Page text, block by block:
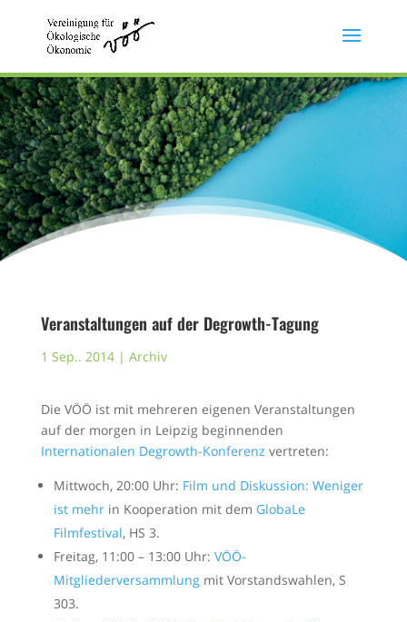
Veranstaltungen auf der Degrowth-Tagung
1 Sep.. 2014| Archiv
Die VÖÖ ist mit mehreren eigenen Veranstaltungen
auf der morgen in Leipzig beginnenden
Internationalen Degrowth-Konferenz vertreten:
Mittwoch, 20:00 Uhr: Film und Diskussion: Weniger
ist mehrin Kooperation mit dem GlobaLe
Filmfestival, HS 3.
Freitag, 11:00 – 13:00 Uhr: VÖÖ-
Mitgliederversammlungmit Vorstandswahlen, S
303.